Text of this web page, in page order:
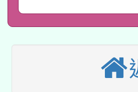
用水績優單
動」
桃園市孔廟
本校115學
招甄選結
適應運動共
本館辦理